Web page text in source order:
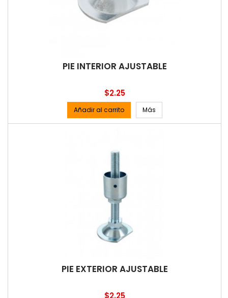
PIE INTERIOR AJUSTABLE
Precio
$2.25
Añadir al carrito Más
PIE EXTERIOR AJUSTABLE
Precio
$2.25